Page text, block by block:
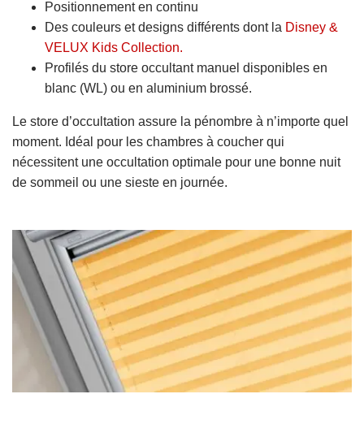
Positionnement en continu
Des couleurs et designs différents dont la Disney &
VELUX Kids Collection.
Profilés du store occultant manuel disponibles en
blanc (WL) ou en aluminium brossé.
Le store d’occultation assure la pénombre à n’importe quel
moment. Idéal pour les chambres à coucher qui
nécessitent une occultation optimale pour une bonne nuit
de sommeil ou une sieste en journée.